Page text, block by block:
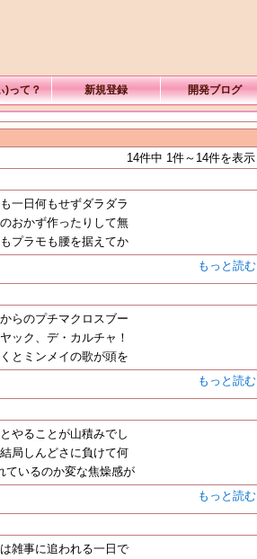
)って？ 新規登録 開発ブログ
14件中 1件～14件を表示
一日何もせずダラダラ
おかず作ったりして無
プラモも腰を据えてか
もっと読む
らのプチマクロスブー
ック、デ・カルチャ！
とミンメイの歌が頭を
もっと読む
やることが山積みでし
局しんどさに負けて何
ているのか変な焦燥感が
もっと読む
雑事に追われる一日で